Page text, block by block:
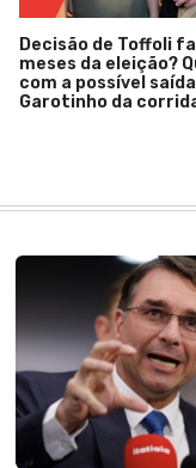
Decisão de Toffoli
meses da eleição?
com a possível
Garotinho da